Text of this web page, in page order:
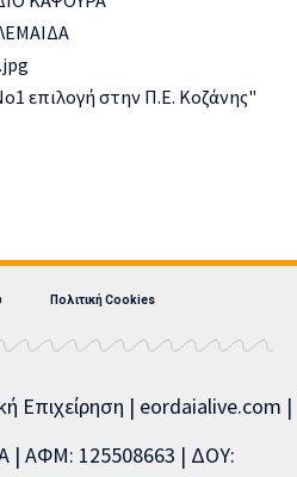
Πολιτική Cookies
Επιχείρηση | eordaialive.com |
| ΑΦΜ: 125508663 | ΔΟΥ: